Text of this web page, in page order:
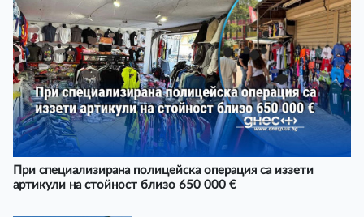
При специализирана полицейска операция са иззети
артикули на стойност близо 650 000 €